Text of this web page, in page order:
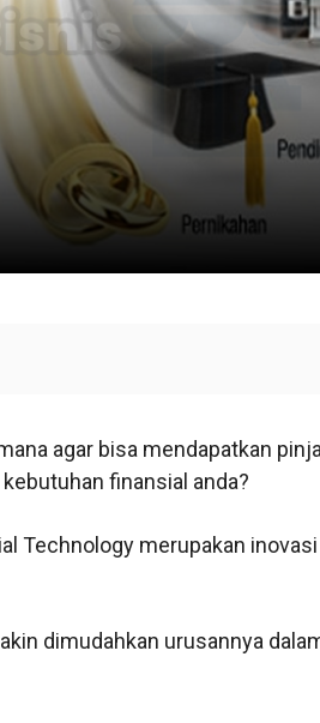
agar bisa mendapatkan
finansial anda?
Technology merupakan
dimudahkan urusannya